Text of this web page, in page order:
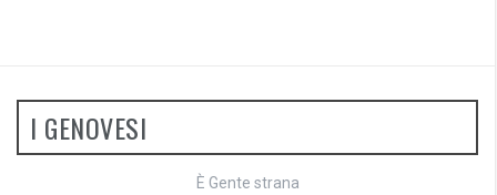
I GENOVESI
È Gente strana